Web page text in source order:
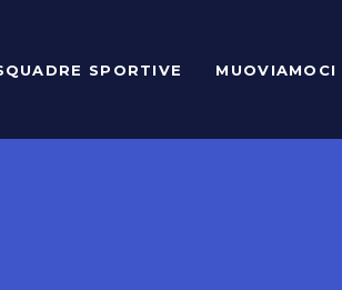
SPORTIVE MUOVIAMOCI